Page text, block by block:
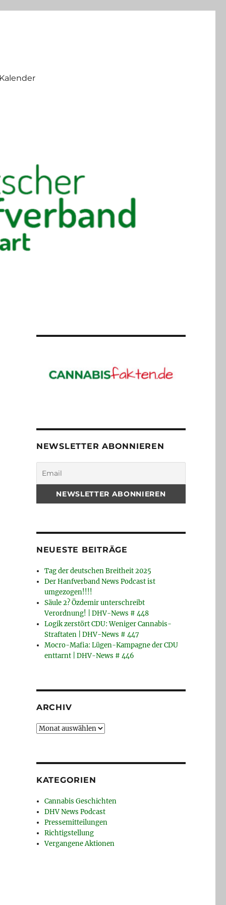
NEWSLETTER ABONNIEREN
NEUESTE BEITRÄGE
Tag der deutschen Breitheit 2025
Der Hanfverband News Podcast ist
umgezogen!!!!
Säule 2? Özdemir unterschreibt
Verordnung! | DHV-News # 448
Logik zerstört CDU: Weniger Cannabis-
Straftaten | DHV-News # 447
Mocro-Mafia: Lügen-Kampagne der CDU
enttarnt | DHV-News # 446
ARCHIV
Archiv
KATEGORIEN
Cannabis Geschichten
DHV News Podcast
Pressemitteilungen
Richtigstellung
Vergangene Aktionen